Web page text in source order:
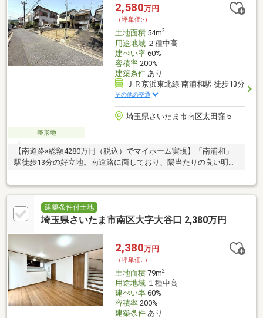
2,580万円
（坪単価:-）
土地面積54m2
用途地域２種中高
建ぺい率60%
容積率200%
建築条件あり
ＪＲ京浜東北線 南浦和駅 徒歩13分
その他の交通
埼玉県さいたま市南区太田窪５
整形地
【南道路×総額4280万円（税込）でマイホーム実現】「南浦和」
駅徒歩13分の好立地。南道路に面しており、陽当たりの良い明る
い住まいが実現できます。建物価格1700万円（税込）の参考プラ
ンをご用意しており、3階建て92.89ｍ2の建築が可能です。■ 自由
設計対応今なら間取りや仕様はご相談可能。ご家族のライフスタ
イルに合わせた住まいづくりができます。■ 自社直売余計な諸費
用を抑えられる点も魅力です。■ 住環境都心へのアクセス良好
にもおすすめです。ぜひ現地にてご確認ください。
建築条件付土地
埼玉県さいたま市南区大字大谷口 2,380万円
2,380万円
（坪単価:-）
土地面積79m2
用途地域１種中高
建ぺい率60%
容積率200%
建築条件あり